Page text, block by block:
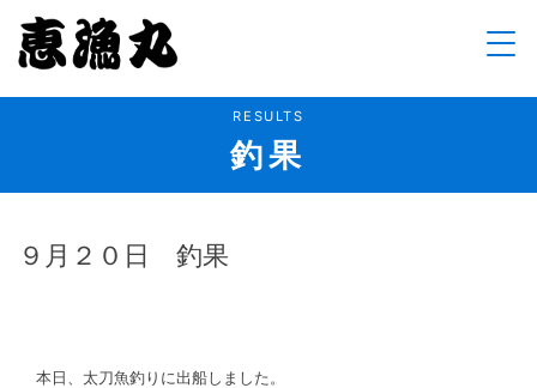
Skip
to
content
RESULTS
釣果
９月２０日 釣果
本日、太刀魚釣りに出船しました。